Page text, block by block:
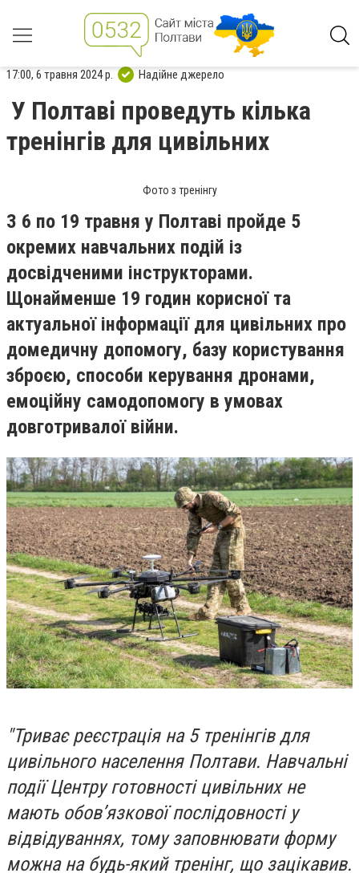
17:00, 6 травня 2024 р. Надійне джерело
У Полтаві проведуть кілька
тренінгів для цивільних
Фото з тренінгу
З 6 по 19 травня у Полтаві пройде 5
окремих навчальних подій із
досвідченими інструкторами.
Щонайменше 19 годин корисної та
актуальної інформації для цивільних про
домедичну допомогу, базу користування
зброєю, способи керування дронами,
емоційну самодопомогу в умовах
довготривалої війни.
"Триває реєстрація на 5 тренінгів для
цивільного населення Полтави. Навчальні
події Центру готовності цивільних не
мають обов’язкової послідовності у
відвідуваннях, тому заповнювати форму
можна на будь-який тренінг, що зацікавив.